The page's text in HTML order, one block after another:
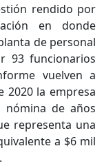
rendido por
en donde
de personal
93 funcionarios
vuelven a
2020 la empresa
de años
representa una
a $6 mil